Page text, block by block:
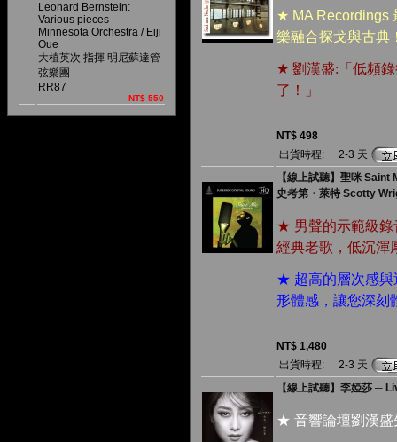
Leonard Bernstein:
Various pieces
Minnesota Orchestra / Eiji
Oue
大植英次 指揮 明尼蘇達管
弦樂團
RR87
NT$ 550
★ MA Recordings
樂融合探戈與古典
★ 劉漢盛:「低頻
了 ！」
NT$ 498
出貨時程:
2-3 天
【線上試聽】聖咪 Saint
史考第・萊特 Scotty
★ 男聲的示範級錄
經典老歌，低沉渾
★ 超高的層次感與
形體感，讓您深刻
NT$ 1,480
出貨時程:
2-3 天
【線上試聽】李婭莎 ─
★ 音響論壇劉漢盛